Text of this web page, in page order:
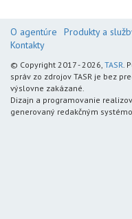
O agentúre Produkty a
Kontakty
© Copyright 2017 - 2026, TASR.
správ zo zdrojov TASR je bez
výslovne zakázané.
Dizajn a programovanie
generovaný redakčným